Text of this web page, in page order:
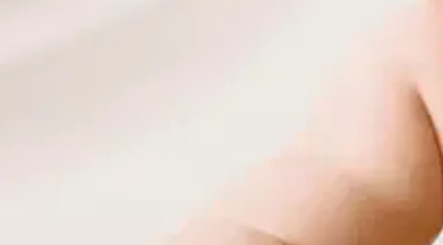
parantamaan. Tuote aiheutti kirvelyä, joka helpotti